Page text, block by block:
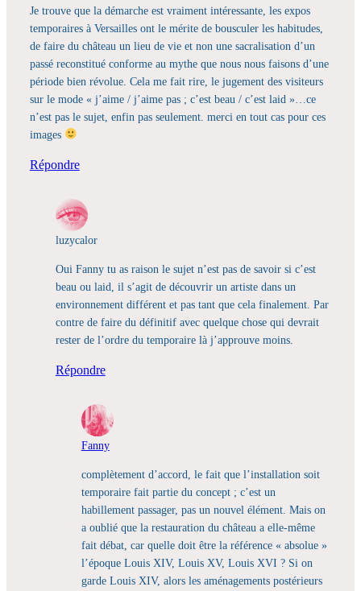
Je trouve que la démarche est vraiment intéressante, les expos
temporaires à Versailles ont le mérite de bousculer les habitudes,
de faire du château un lieu de vie et non une sacralisation d’un
passé reconstitué conforme au mythe que nous nous faisons d’une
période bien révolue. Cela me fait rire, le jugement des visiteurs
sur le mode « j’aime / j’aime pas ; c’est beau / c’est laid »…ce
n’est pas le sujet, enfin pas seulement. merci en tout cas pour ces
images
Répondre
luzycalor
Oui Fanny tu as raison le sujet n’est pas de savoir si c’est
beau ou laid, il s’agit de découvrir un artiste dans un
environnement différent et pas tant que cela finalement. Par
contre de faire du définitif avec quelque chose qui devrait
rester de l’ordre du temporaire là j’approuve moins.
Répondre
Fanny
complètement d’accord, le fait que l’installation soit
temporaire fait partie du concept ; c’est un
habillement passager, pas un nouvel élément. Mais on
a oublié que la restauration du château a elle-même
fait débat, car quelle doit être la référence « absolue »
l’époque Louis XIV, Louis XV, Louis XVI ? Si on
garde Louis XIV, alors les aménagements postérieurs